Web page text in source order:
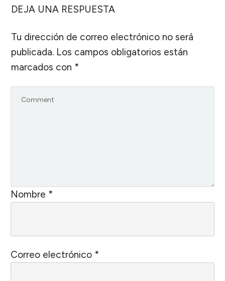
DEJA UNA RESPUESTA
Tu dirección de correo electrónico no será
publicada. Los campos obligatorios están
marcados con *
Nombre *
Correo electrónico *